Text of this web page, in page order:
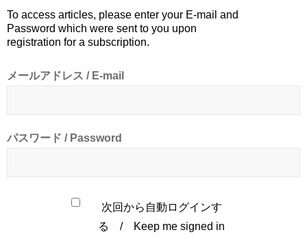
To access articles, please enter your E-mail and
Password which were sent to you upon
registration for a subscription.
メールアドレス / E-mail
パスワード / Password
次回から自動ログインす
る / Keep me signed in